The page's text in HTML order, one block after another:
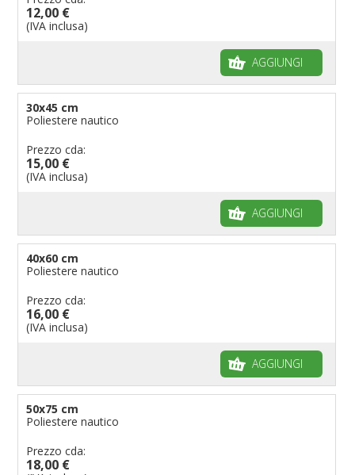
Bandiere per musicisti
pennoni per bandiere
12,00 €
(IVA inclusa)
AGGIUNGI
30x45 cm
Poliestere nautico
Prezzo cda:
15,00 €
(IVA inclusa)
AGGIUNGI
40x60 cm
Poliestere nautico
Prezzo cda:
16,00 €
(IVA inclusa)
AGGIUNGI
50x75 cm
Poliestere nautico
Prezzo cda:
18,00 €